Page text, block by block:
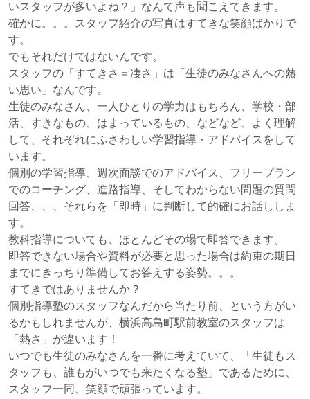
いスタッフが多いよね？」なんて声も聞こえてきます。
確かに。。。スタッフ紹介の写真はすてきな笑顔ばかりで
す。
でもそれだけではないんです。
スタッフの「すてきさ＝凄さ」は「生徒のみなさんへの熱
い思い」なんです。
生徒のみなさん、一人ひとりの学力はもちろん、学校・部
活、すきなもの、はまっているもの、などなど、よく理解
して、それぞれにふさわしい学習指導・アドバイスをして
います。
個別の学習指導、週次面談でのアドバイス、フリープラン
でのコーチング、進路指導、そしてわからない問題の質問
回答、、、それらを「即時」に判断して的確にお話ししま
す。
教科指導についても、ほとんどその場で即答できます。
即答できない場合や資料が必要と思った場合は約束の期日
までにきっちり準備してお答えする姿勢。。。
すてきではありませんか？
個別指導塾のスタッフなんだから当たり前、という方がい
るかもしれませんが、横浜高島町駅前教室のスタッフは
「熱さ」が違います！
いつでも生徒のみなさんを一番に考えていて、「生徒もス
タッフも、誰もがいつでも来たくなる塾」であるために、
スタッフ一同、笑顔で頑張っています。